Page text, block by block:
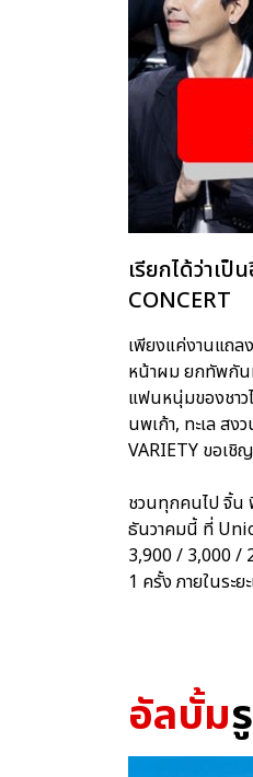
เรียกได้ว่าเ
CONCERT
เพียงแค่งานแถล
หน้าผม ยกทัพกัน
แฟนหนุ่มของชาว
นพเก้า, ทะเล ส
VARIETY ขอเ
ชวนทุกคนไป จิ้น
ธันวาคมนี้ ที่
3,900 / 3,000 /
1 ครั้ง ภายในระ
อัลบั้ม